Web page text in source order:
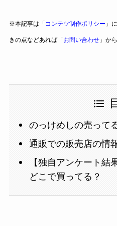
※本記事は「 コンテツ制作ポリシー 」
きの点などあれば「お問い合わせ」か
のっけめしの売って
通販での販売店の情
【独自アンケート結
どこで買ってる？